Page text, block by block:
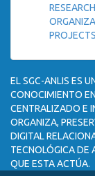
PROJECTS
EL SGC-ANLIS ES
CONOCIMIENTO
CENTRALIZADO E
ORGANIZA,
DIGITAL
TECNOLÓGICA DE
QUE ESTA ACTÚA.